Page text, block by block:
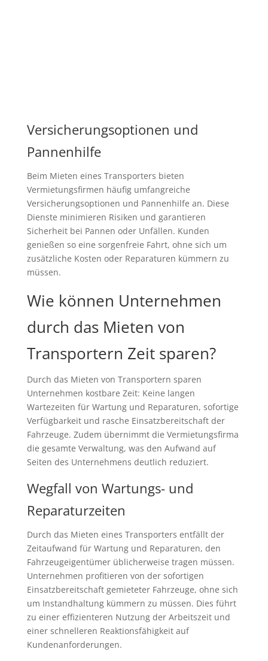
Versicherungsoptionen und
Pannenhilfe
Beim Mieten eines Transporters bieten
Vermietungsfirmen häufig umfangreiche
Versicherungsoptionen und Pannenhilfe an. Diese
Dienste minimieren Risiken und garantieren
Sicherheit bei Pannen oder Unfällen. Kunden
genießen so eine sorgenfreie Fahrt, ohne sich um
zusätzliche Kosten oder Reparaturen kümmern zu
müssen.
Wie können Unternehmen
durch das Mieten von
Transportern Zeit sparen?
Durch das Mieten von Transportern sparen
Unternehmen kostbare Zeit: Keine langen
Wartezeiten für Wartung und Reparaturen, sofortige
Verfügbarkeit und rasche Einsatzbereitschaft der
Fahrzeuge. Zudem übernimmt die Vermietungsfirma
die gesamte Verwaltung, was den Aufwand auf
Seiten des Unternehmens deutlich reduziert.
Wegfall von Wartungs- und
Reparaturzeiten
Durch das Mieten eines Transporters entfällt der
Zeitaufwand für Wartung und Reparaturen, den
Fahrzeugeigentümer üblicherweise tragen müssen.
Unternehmen profitieren von der sofortigen
Einsatzbereitschaft gemieteter Fahrzeuge, ohne sich
um Instandhaltung kümmern zu müssen. Dies führt
zu einer effizienteren Nutzung der Arbeitszeit und
einer schnelleren Reaktionsfähigkeit auf
Kundenanforderungen.